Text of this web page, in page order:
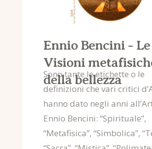
Ennio Bencini - Le
Visioni
della bellezza
Sono tante le etichette o le
definizioni che vari critici
hanno dato negli anni
Ennio Bencini: “Spirituale”,
“Metafisica”, “Simbolica”,